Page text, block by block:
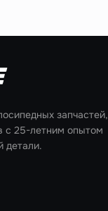
запчастей,
с 25-летним опытом
детали.